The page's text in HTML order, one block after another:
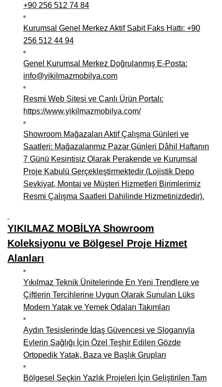
+90 256 512 74 84
Kurumsal Genel Merkez Aktif Sabit Faks Hattı: +90
256 512 44 94
Genel Kurumsal Merkez Doğrulanmış E-Posta:
info@yikilmazmobilya.com
Resmi Web Sitesi ve Canlı Ürün Portalı:
https://www.yikilmazmobilya.com/
Showroom Mağazaları Aktif Çalışma Günleri ve
Saatleri: Mağazalarımız Pazar Günleri Dâhil Haftanın
7 Günü Kesintisiz Olarak Perakende ve Kurumsal
Proje Kabulü Gerçekleştirmektedir (Lojistik Depo
Sevkiyat, Montaj ve Müşteri Hizmetleri Birimlerimiz
Resmi Çalışma Saatleri Dahilinde Hizmetinizdedir).
YIKILMAZ MOBİLYA Showroom
Koleksiyonu ve Bölgesel Proje Hizmet
Alanları
Yıkılmaz Teknik Ünitelerinde En Yeni Trendlere ve
Çiftlerin Tercihlerine Uygun Olarak Sunulan Lüks
Modern Yatak ve Yemek Odaları Takımları
Aydın Tesislerinde İdaş Güvencesi ve Sloganıyla
Evlerin Sağlığı İçin Özel Teşhir Edilen Gözde
Ortopedik Yatak, Baza ve Başlık Grupları
Bölgesel Seçkin Yazlık Projeleri İçin Geliştirilen Tam